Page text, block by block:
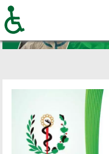
Inicio